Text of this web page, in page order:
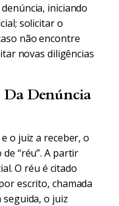
iniciando
solicitar o
não encontre
novas diligências
Da Denúncia
o juiz a receber, o
“réu”. A partir
O réu é citado
escrito, chamada
seguida, o juiz